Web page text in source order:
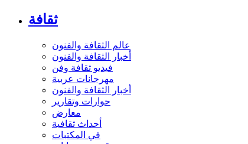
ثقافة
عالم الثقافة والفنون
أخبار الثقافة والفنون
فيديو ثقافة وفن
مهرجانات عربية
أخبار الثقافة والفنون
حوارات وتقارير
معارض
أحداث ثقافية
في المكتبات